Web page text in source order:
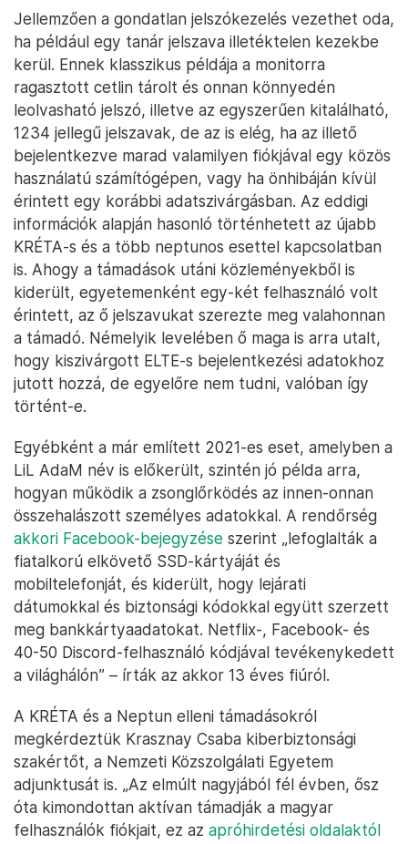
Jellemzően a gondatlan jelszókezelés vezethet oda,
ha például egy tanár jelszava illetéktelen kezekbe
kerül. Ennek klasszikus példája a monitorra
ragasztott cetlin tárolt és onnan könnyedén
leolvasható jelszó, illetve az egyszerűen kitalálható,
1234 jellegű jelszavak, de az is elég, ha az illető
bejelentkezve marad valamilyen fiókjával egy közös
használatú számítógépen, vagy ha önhibáján kívül
érintett egy korábbi adatszivárgásban. Az eddigi
információk alapján hasonló történhetett az újabb
KRÉTA-s és a több neptunos esettel kapcsolatban
is. Ahogy a támadások utáni közleményekből is
kiderült, egyetemenként egy-két felhasználó volt
érintett, az ő jelszavukat szerezte meg valahonnan
a támadó. Némelyik levelében ő maga is arra utalt,
hogy kiszivárgott ELTE-s bejelentkezési adatokhoz
jutott hozzá, de egyelőre nem tudni, valóban így
történt-e.
Egyébként a már említett 2021-es eset, amelyben a
LiL AdaM név is előkerült, szintén jó példa arra,
hogyan működik a zsonglőrködés az innen-onnan
összehalászott személyes adatokkal. A rendőrség
akkori Facebook-bejegyzése szerint „lefoglalták a
fiatalkorú elkövető SSD-kártyáját és
mobiltelefonját, és kiderült, hogy lejárati
dátumokkal és biztonsági kódokkal együtt szerzett
meg bankkártyaadatokat. Netflix-, Facebook- és
40-50 Discord-felhasználó kódjával tevékenykedett
a világhálón” – írták az akkor 13 éves fiúról.
A KRÉTA és a Neptun elleni támadásokról
megkérdeztük Krasznay Csaba kiberbiztonsági
szakértőt, a Nemzeti Közszolgálati Egyetem
adjunktusát is. „Az elmúlt nagyjából fél évben, ősz
óta kimondottan aktívan támadják a magyar
felhasználók fiókjait, ez az apróhirdetési oldalaktól